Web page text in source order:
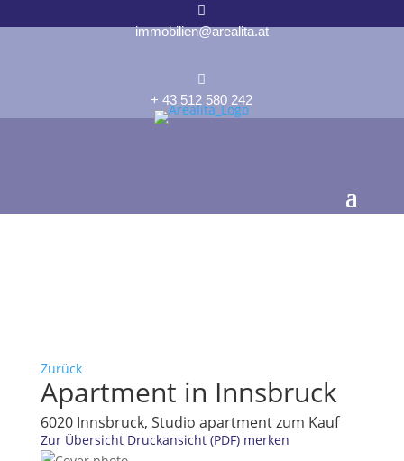

immobilien@arealita.at

+ 43 512 580 242
Zurück
Apartment in Innsbruck
6020 Innsbruck, Studio apartment zum Kauf
Zur Übersicht Druckansicht (PDF) merken